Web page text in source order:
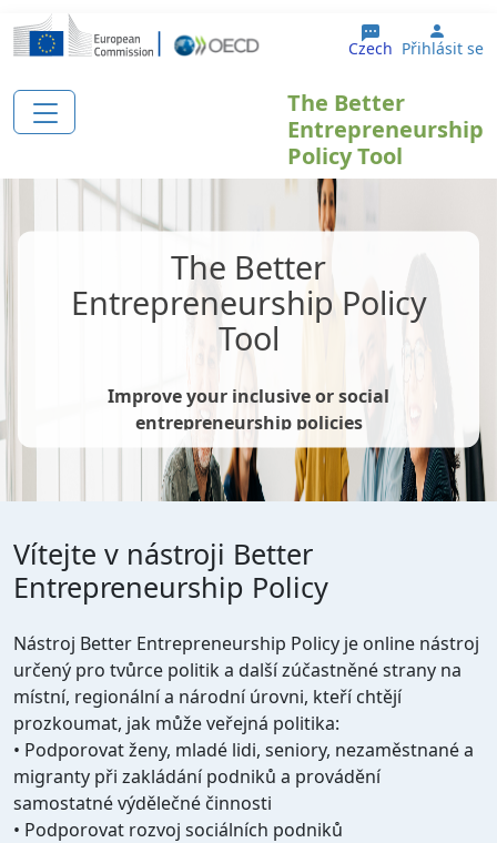
Přejít k hlavnímu obsahu
Czech User
Přihlásit se
The Better
Entrepreneurship
Policy Tool
The Better
Entrepreneurship Policy
Tool
Improve your inclusive or social
entrepreneurship policies
Vítejte v nástroji Better
Entrepreneurship Policy
Nástroj Better Entrepreneurship Policy je online nástroj
určený pro tvůrce politik a další zúčastněné strany na
místní, regionální a národní úrovni, kteří chtějí
prozkoumat, jak může veřejná politika:
• Podporovat ženy, mladé lidi, seniory, nezaměstnané a
migranty při zakládání podniků a provádění
samostatné výdělečné činnosti
• Podporovat rozvoj sociálních podniků